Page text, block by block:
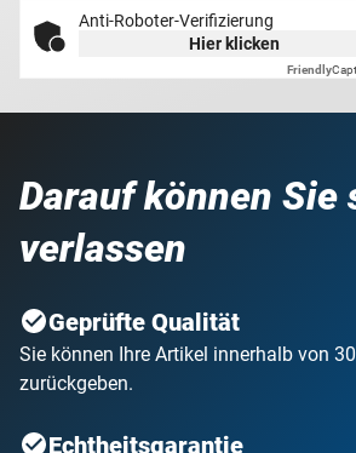
Anti-Roboter-Verifizierung
Hier klicken
Friendly
Darauf können Sie
verlassen
Geprüfte Qualität
Sie können Ihre Artikel innerhalb von
zurückgeben.
Echtheitsgarantie